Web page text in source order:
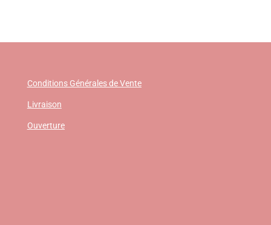
Conditions Générales de Vente
Livraison
Ouverture